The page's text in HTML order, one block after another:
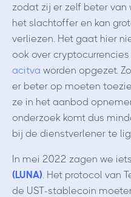
zodat zij er zelf beter van
het slachtoffer en kan
verliezen. Het gaat hier
ook over
acitva worden opgezet.
er beter op moeten
ze in het aanbod
onderzoek komt dus
bij de dienstverlener te
In mei 2022 zagen we
(LUNA) . Het protocol van
de UST-stablecoin